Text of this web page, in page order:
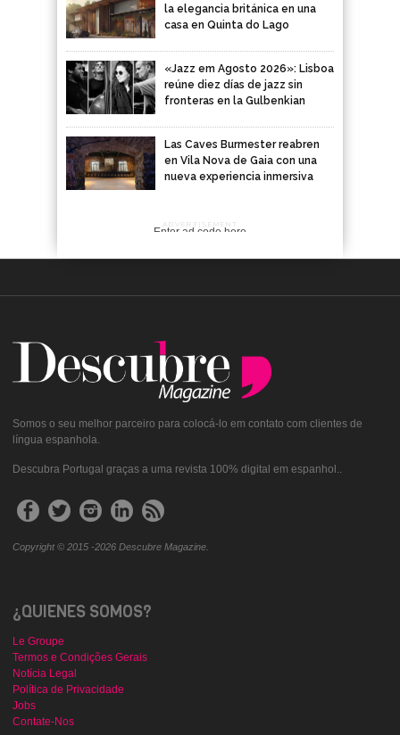
la elegancia británica en una
casa en Quinta do Lago
«Jazz em Agosto 2026»: Lisboa
reúne diez días de jazz sin
fronteras en la Gulbenkian
Las Caves Burmester reabren
en Vila Nova de Gaia con una
nueva experiencia inmersiva
ADVERTISEMENT
Enter ad code here
Somos o seu melhor parceiro para colocá-lo em contato com clientes de
língua espanhola.
Descubra Portugal graças a uma revista 100% digital em espanhol..
Copyright © 2015 -2026 Descubre Magazine.
¿QUIENES SOMOS?
Le Groupe
Termos e Condições Gerais
Notícia Legal
Política de Privacidade
Jobs
Contate-Nos